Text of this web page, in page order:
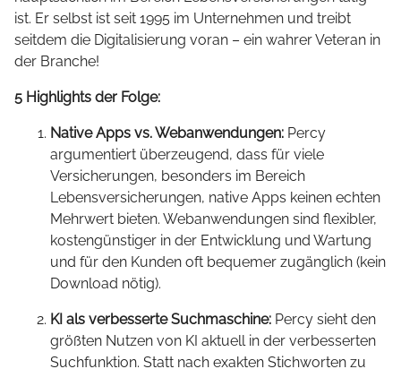
ist. Er selbst ist seit 1995 im Unternehmen und treibt
seitdem die Digitalisierung voran – ein wahrer Veteran in
der Branche!
5 Highlights der Folge:
Native Apps vs. Webanwendungen: Percy
argumentiert überzeugend, dass für viele
Versicherungen, besonders im Bereich
Lebensversicherungen, native Apps keinen echten
Mehrwert bieten. Webanwendungen sind flexibler,
kostengünstiger in der Entwicklung und Wartung
und für den Kunden oft bequemer zugänglich (kein
Download nötig).
KI als verbesserte Suchmaschine: Percy sieht den
größten Nutzen von KI aktuell in der verbesserten
Suchfunktion. Statt nach exakten Stichworten zu